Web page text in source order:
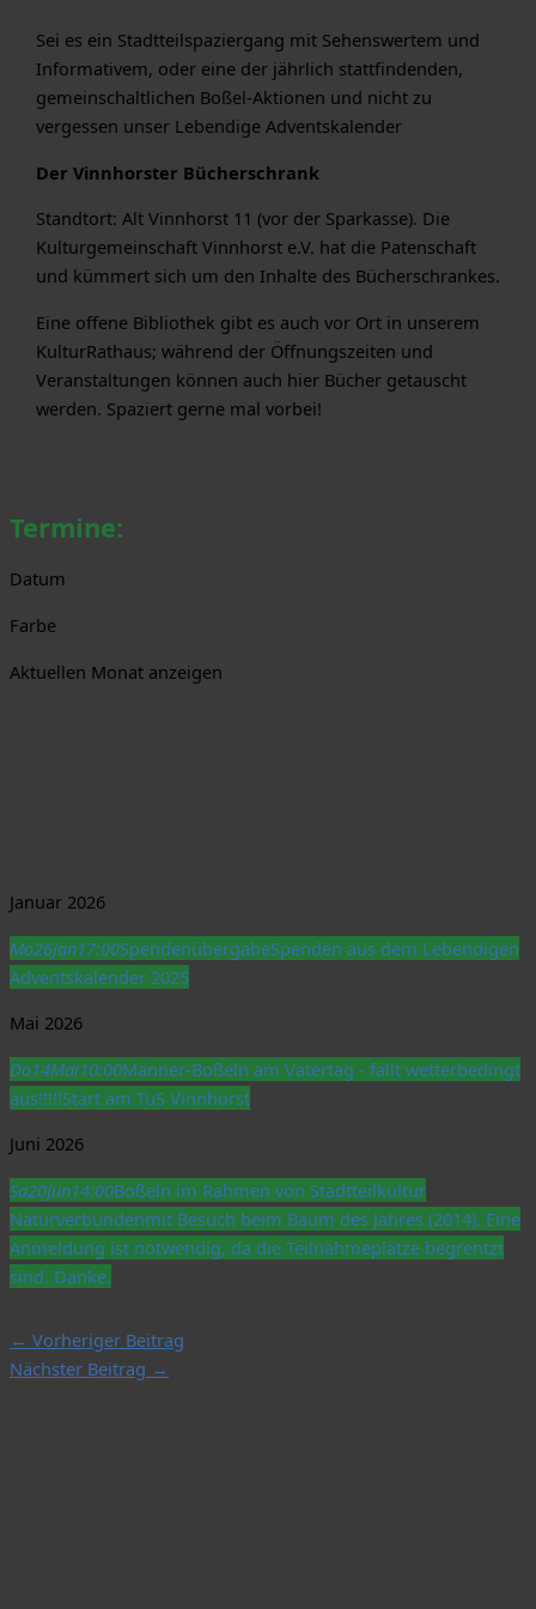
Sei es ein Stadtteilspaziergang mit Sehenswertem und
Informativem, oder eine der jährlich stattfindenden,
gemeinschaltlichen Boßel-Aktionen und nicht zu
vergessen unser Lebendige Adventskalender
Der Vinnhorster Bücherschrank
Standtort: Alt Vinnhorst 11 (vor der Sparkasse). Die
Kulturgemeinschaft Vinnhorst e.V. hat die Patenschaft
und kümmert sich um den Inhalte des Bücherschrankes.
Eine offene Bibliothek gibt es auch vor Ort in unserem
KulturRathaus; während der Öffnungszeiten und
Veranstaltungen können auch hier Bücher getauscht
werden. Spaziert gerne mal vorbei!
Termine:
Datum
Farbe
Aktuellen Monat anzeigen
Januar 2026
Mo26Jan17:00SpendenübergabeSpenden aus dem Lebendigen
Adventskalender 2025
Mai 2026
Do14Mai10:00Männer-Boßeln am Vatertag - fällt wetterbedingt
aus!!!!!Start am TuS Vinnhorst
Juni 2026
Sa20Jun14:00Boßeln im Rahmen von Stadtteilkultur
Naturverbundenmit Besuch beim Baum des Jahres (2014). Eine
Anmeldung ist notwendig, da die Teilnahmeplätze begrentzt
sind. Danke.
← Vorheriger Beitrag
Nächster Beitrag →